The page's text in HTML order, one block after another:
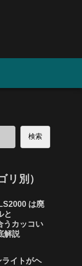
検索
リ別）
は廃
と
うカッコい
解説
イトがヘ